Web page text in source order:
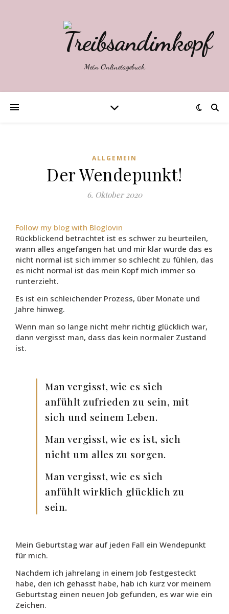
Mein Onlinetagebuch
ALLGEMEIN
Der Wendepunkt!
6. Oktober 2020
Follow my blog with Bloglovin
Rückblickend betrachtet ist es schwer zu beurteilen,
wann alles angefangen hat und mir klar wurde das es
nicht normal ist sich immer so schlecht zu fühlen, das
es nicht normal ist das mein Kopf mich immer so
runterzieht.
Es ist ein schleichender Prozess, über Monate und
Jahre hinweg.
Wenn man so lange nicht mehr richtig glücklich war,
dann vergisst man, dass das kein normaler Zustand
ist.
Man vergisst, wie es sich
anfühlt zufrieden zu sein, mit
sich und seinem Leben.
Man vergisst, wie es ist, sich
nicht um alles zu sorgen.
Man vergisst, wie es sich
anfühlt wirklich glücklich zu
sein.
Mein Geburtstag war auf jeden Fall ein Wendepunkt
für mich.
Nachdem ich jahrelang in einem Job festgesteckt
habe, den ich gehasst habe, hab ich kurz vor meinem
Geburtstag einen neuen Job gefunden, es war wie ein
Zeichen.